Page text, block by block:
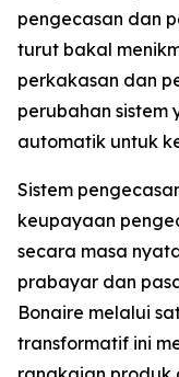
pengecasan dan
turut bakal
perkakasan dan
perubahan sistem
automatik untuk
Sistem
keupayaan
secara masa
prabayar dan
Bonaire melalui
transformatif ini